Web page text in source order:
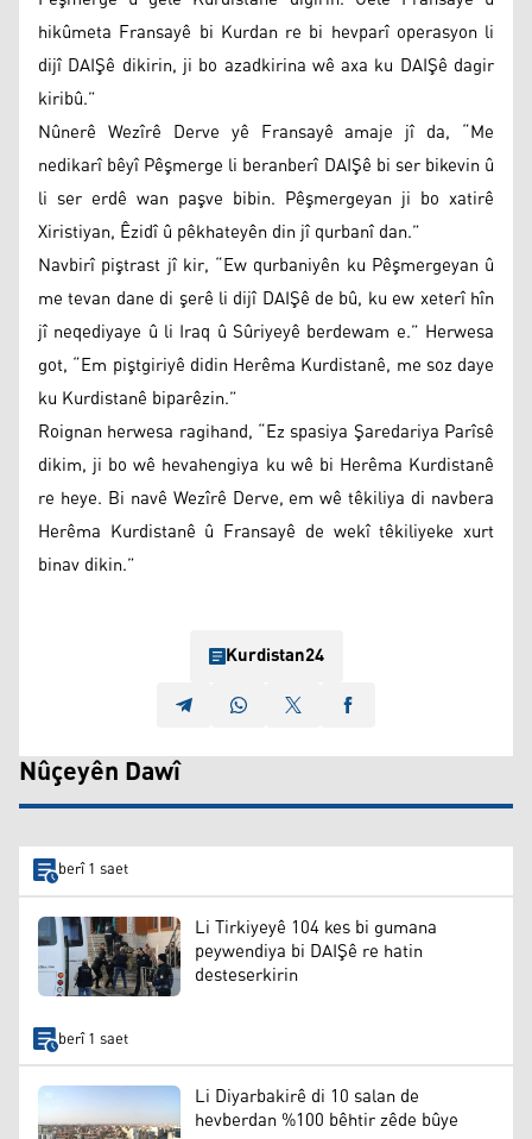
hikûmeta Fransayê bi Kurdan re bi hevparî operasyon li
dijî DAIŞê dikirin, ji bo azadkirina wê axa ku DAIŞê dagir
kiribû.”
Nûnerê Wezîrê Derve yê Fransayê amaje jî da, “Me
nedikarî bêyî Pêşmerge li beranberî DAIŞê bi ser bikevin û
li ser erdê wan paşve bibin. Pêşmergeyan ji bo xatirê
Xiristiyan, Êzidî û pêkhateyên din jî qurbanî dan.”
Navbirî piştrast jî kir, “Ew qurbaniyên ku Pêşmergeyan û
me tevan dane di şerê li dijî DAIŞê de bû, ku ew xeterî hîn
jî neqediyaye û li Iraq û Sûriyeyê berdewam e.” Herwesa
got, “Em piştgiriyê didin Herêma Kurdistanê, me soz daye
ku Kurdistanê biparêzin.”
Roignan herwesa ragihand, “Ez spasiya Şaredariya Parîsê
dikim, ji bo wê hevahengiya ku wê bi Herêma Kurdistanê
re heye. Bi navê Wezîrê Derve, em wê têkiliya di navbera
Herêma Kurdistanê û Fransayê de wekî têkiliyeke xurt
binav dikin.”
Kurdistan24
Nûçeyên Dawî
berî 1 saet
Li Tirkiyeyê 104 kes bi gumana
peywendiya bi DAIŞê re hatin
desteserkirin
berî 1 saet
Li Diyarbakirê di 10 salan de
hevberdan %100 bêhtir zêde bûye